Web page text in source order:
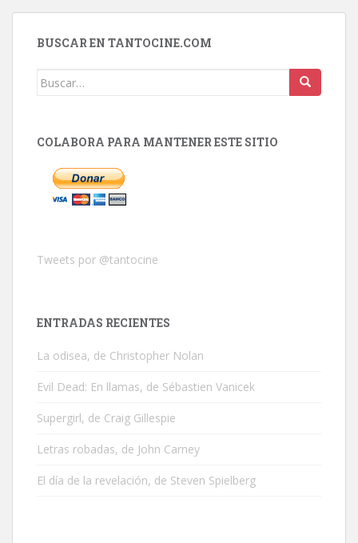
BUSCAR EN TANTOCINE.COM
Buscar:
COLABORA PARA MANTENER ESTE SITIO
Tweets por @tantocine
ENTRADAS RECIENTES
La odisea, de Christopher Nolan
Evil Dead: En llamas, de Sébastien Vanicek
Supergirl, de Craig Gillespie
Letras robadas, de John Carney
El día de la revelación, de Steven Spielberg